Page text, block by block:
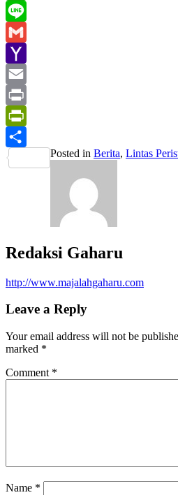
WhatsApp
Line
Gmail
Yahoo
Mail
Email
Print
PrintFriendly
Share
Posted in Berita, Lintas
Redaksi Gaharu
http://www.majalahgaharu.com
Leave a Reply
Your email address will not be
marked *
Comment *
Name *